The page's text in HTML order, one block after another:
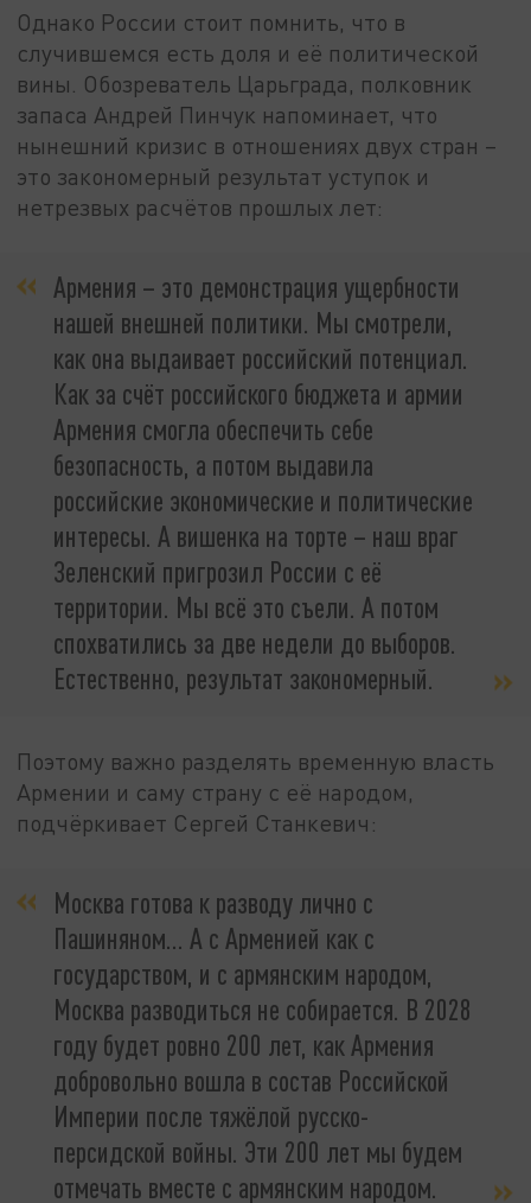
Однако России стоит помнить, что в
случившемся есть доля и её политической
вины. Обозреватель Царьграда, полковник
запаса Андрей Пинчук напоминает, что
нынешний кризис в отношениях двух стран –
это закономерный результат уступок и
нетрезвых расчётов прошлых лет:
Армения – это демонстрация ущербности
нашей внешней политики. Мы смотрели,
как она выдаивает российский потенциал.
Как за счёт российского бюджета и армии
Армения смогла обеспечить себе
безопасность, а потом выдавила
российские экономические и политические
интересы. А вишенка на торте – наш враг
Зеленский пригрозил России с её
территории. Мы всё это съели. А потом
спохватились за две недели до выборов.
Естественно, результат закономерный.
Поэтому важно разделять временную власть
Армении и саму страну с её народом,
подчёркивает Сергей Станкевич:
Москва готова к разводу лично с
Пашиняном... А с Арменией как с
государством, и с армянским народом,
Москва разводиться не собирается. В 2028
году будет ровно 200 лет, как Армения
добровольно вошла в состав Российской
Империи после тяжёлой русско-
персидской войны. Эти 200 лет мы будем
отмечать вместе с армянским народом.